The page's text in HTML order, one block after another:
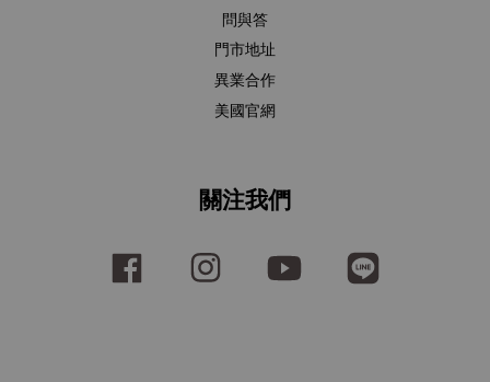
問與答
門市地址
異業合作
美國官網
關注我們
Facebook Instagram YouTube